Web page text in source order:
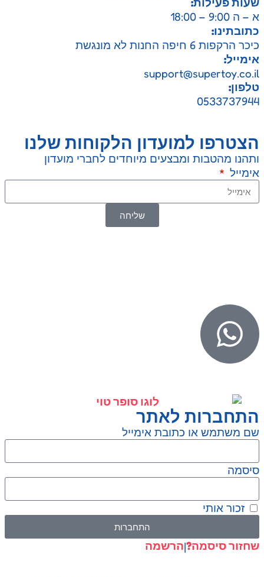
– 18:00
6 חיפה החנות לא מונגשת
למועדון הלקוחות שלנו
מהטבות ומבצעים מיוחדים לחברי מועדון
שליחה
לאתר
משתמש או כתובת אימייל
זכור אותי
התחברות
סיסמה?|הרשמה